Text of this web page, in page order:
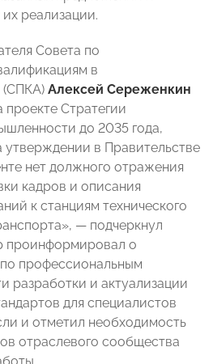
реализации.
Совета по
в
(СПКА) Алексей Сереженкин
Стратегии
до 2035 года,
утверждении в Правительстве
нет должного отражения
кадров и описания
к станциям технического
— подчеркнул
проинформировал о
профессиональным
разработки и актуализации
для специалистов
и отметил необходимость
отраслевого сообщества